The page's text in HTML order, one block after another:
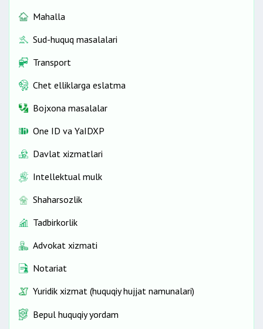
Mahalla
Sud-huquq masalalari
Transport
Chet elliklarga eslatma
Bojxona masalalar
One ID vа YaIDXP
Davlat xizmatlari
Intellektual mulk
Shaharsozlik
Tadbirkorlik
Advokat xizmati
Notariat
Yuridik xizmat (huquqiy hujjat namunalari)
Bepul huquqiy yordam